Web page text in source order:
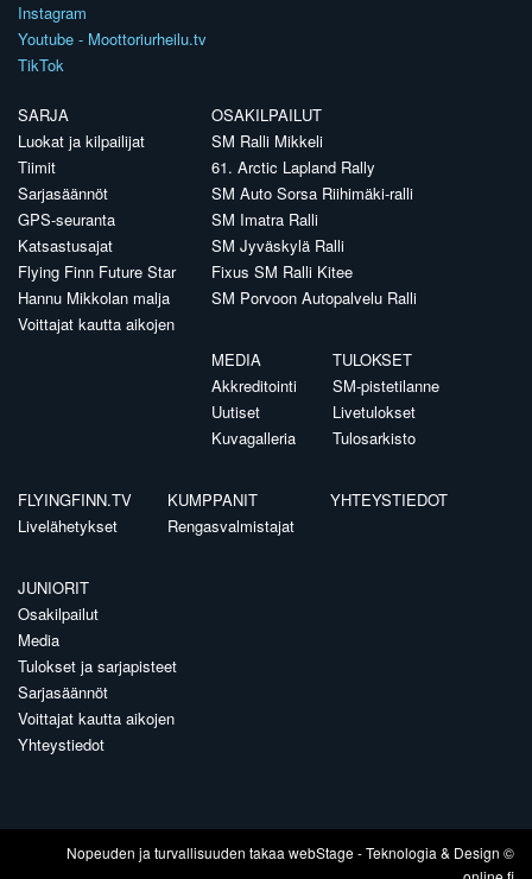
Instagram
Youtube - Moottoriurheilu.tv
TikTok
SARJA
Luokat ja kilpailijat
Tiimit
Sarjasäännöt
GPS-seuranta
Katsastusajat
Flying Finn Future Star
Hannu Mikkolan malja
Voittajat kautta aikojen
OSAKILPAILUT
SM Ralli Mikkeli
61. Arctic Lapland Rally
SM Auto Sorsa Riihimäki-ralli
SM Imatra Ralli
SM Jyväskylä Ralli
Fixus SM Ralli Kitee
SM Porvoon Autopalvelu Ralli
MEDIA
Akkreditointi
Uutiset
Kuvagalleria
TULOKSET
SM-pistetilanne
Livetulokset
Tulosarkisto
FLYINGFINN.TV
Livelähetykset
KUMPPANIT
Rengasvalmistajat
YHTEYSTIEDOT
JUNIORIT
Osakilpailut
Media
Tulokset ja sarjapisteet
Sarjasäännöt
Voittajat kautta aikojen
Yhteystiedot
Nopeuden ja turvallisuuden takaawebStage- Teknologia & Design ©